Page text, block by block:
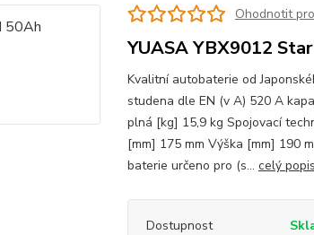
Ohodnotit
YUASA YBX9012
Kvalitní autobaterie od
studena dle EN (v A) 520 A
plná [kg] 15,9 kg Spojovací
[mm] 175 mm Výška [mm] 190
baterie určeno pro (s... celý popis
Dostupnost